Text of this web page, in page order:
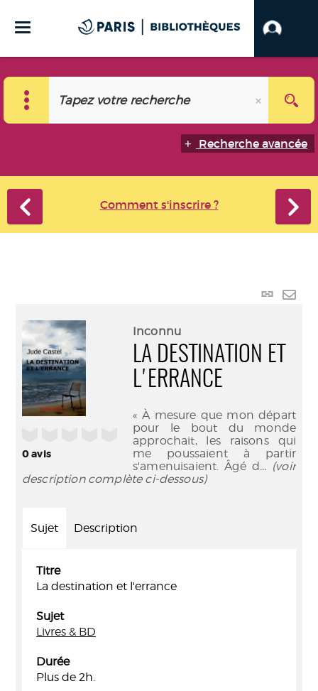
Recherche avancée
Comment s'inscrire ?
Lien
0avis
Inconnu
LA DESTINATION ET
L'ERRANCE
« À mesure que mon départ
pour le bout du monde
approchait, les raisons qui
me poussaient à partir
s'amenuisaient. Âgé d... (voir
description complète ci-dessous)
Sujet Description
Titre
La destination et l'errance
Sujet
Livres & BD
Durée
Plus de 2h.